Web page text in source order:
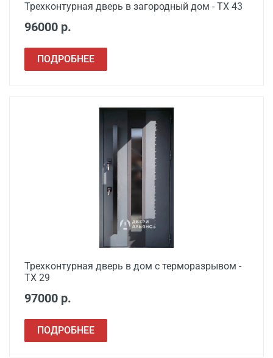
Трехконтурная дверь в загородный дом - ТХ 43
96000 р.
ПОДРОБНЕЕ
Трехконтурная дверь в дом с терморазрывом -
ТХ 29
97000 р.
ПОДРОБНЕЕ